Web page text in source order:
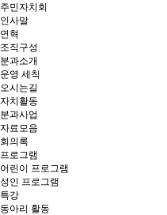
주민자치회
인사말
연혁
조직구성
분과소개
운영 세칙
오시는길
자치활동
분과사업
자료모음
회의록
프로그램
어린이 프로그램
성인 프로그램
특강
동아리 활동